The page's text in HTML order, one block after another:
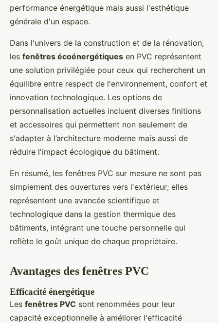
performance énergétique mais aussi l'esthétique
générale d'un espace.
Dans l'univers de la construction et de la rénovation,
les fenêtres écoénergétiques en PVC représentent
une solution privilégiée pour ceux qui recherchent un
équilibre entre respect de l'environnement, confort et
innovation technologique. Les options de
personnalisation actuelles incluent diverses finitions
et accessoires qui permettent non seulement de
s'adapter à l’architecture moderne mais aussi de
réduire l'impact écologique du bâtiment.
En résumé, les fenêtres PVC sur mesure ne sont pas
simplement des ouvertures vers l'extérieur; elles
représentent une avancée scientifique et
technologique dans la gestion thermique des
bâtiments, intégrant une touche personnelle qui
reflète le goût unique de chaque propriétaire.
Avantages des fenêtres PVC
Efficacité énergétique
Les fenêtres PVC sont renommées pour leur
capacité exceptionnelle à améliorer l'efficacité